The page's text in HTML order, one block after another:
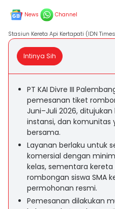
News Channel
Stasiun Kereta Api Kertapati (IDN
Intinya Sih
PT KAI Divre III
pemesanan tiket
Juni–Juli 2026,
instansi, dan komunitas
bersama.
Layanan berlaku untuk
komersial dengan
kelas, sementara
rombongan siswa SMA
permohonan resmi.
Pemesanan dilakukan